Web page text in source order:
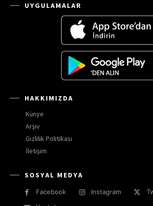
UYGULAMALAR
HAKKIMIZDA
Künye
Arşiv
Gizlilik Politikası
İletişim
SOSYAL MEDYA
Facebook Instagram